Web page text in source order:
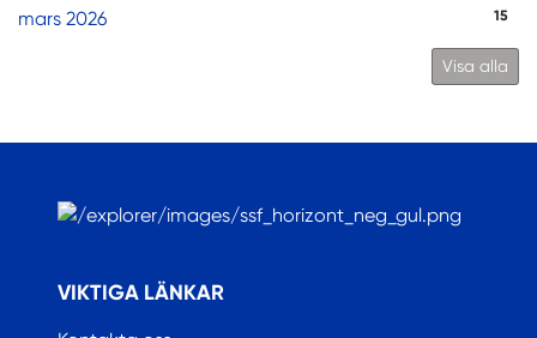
mars 2026 15
Visa alla
VIKTIGA LÄNKAR